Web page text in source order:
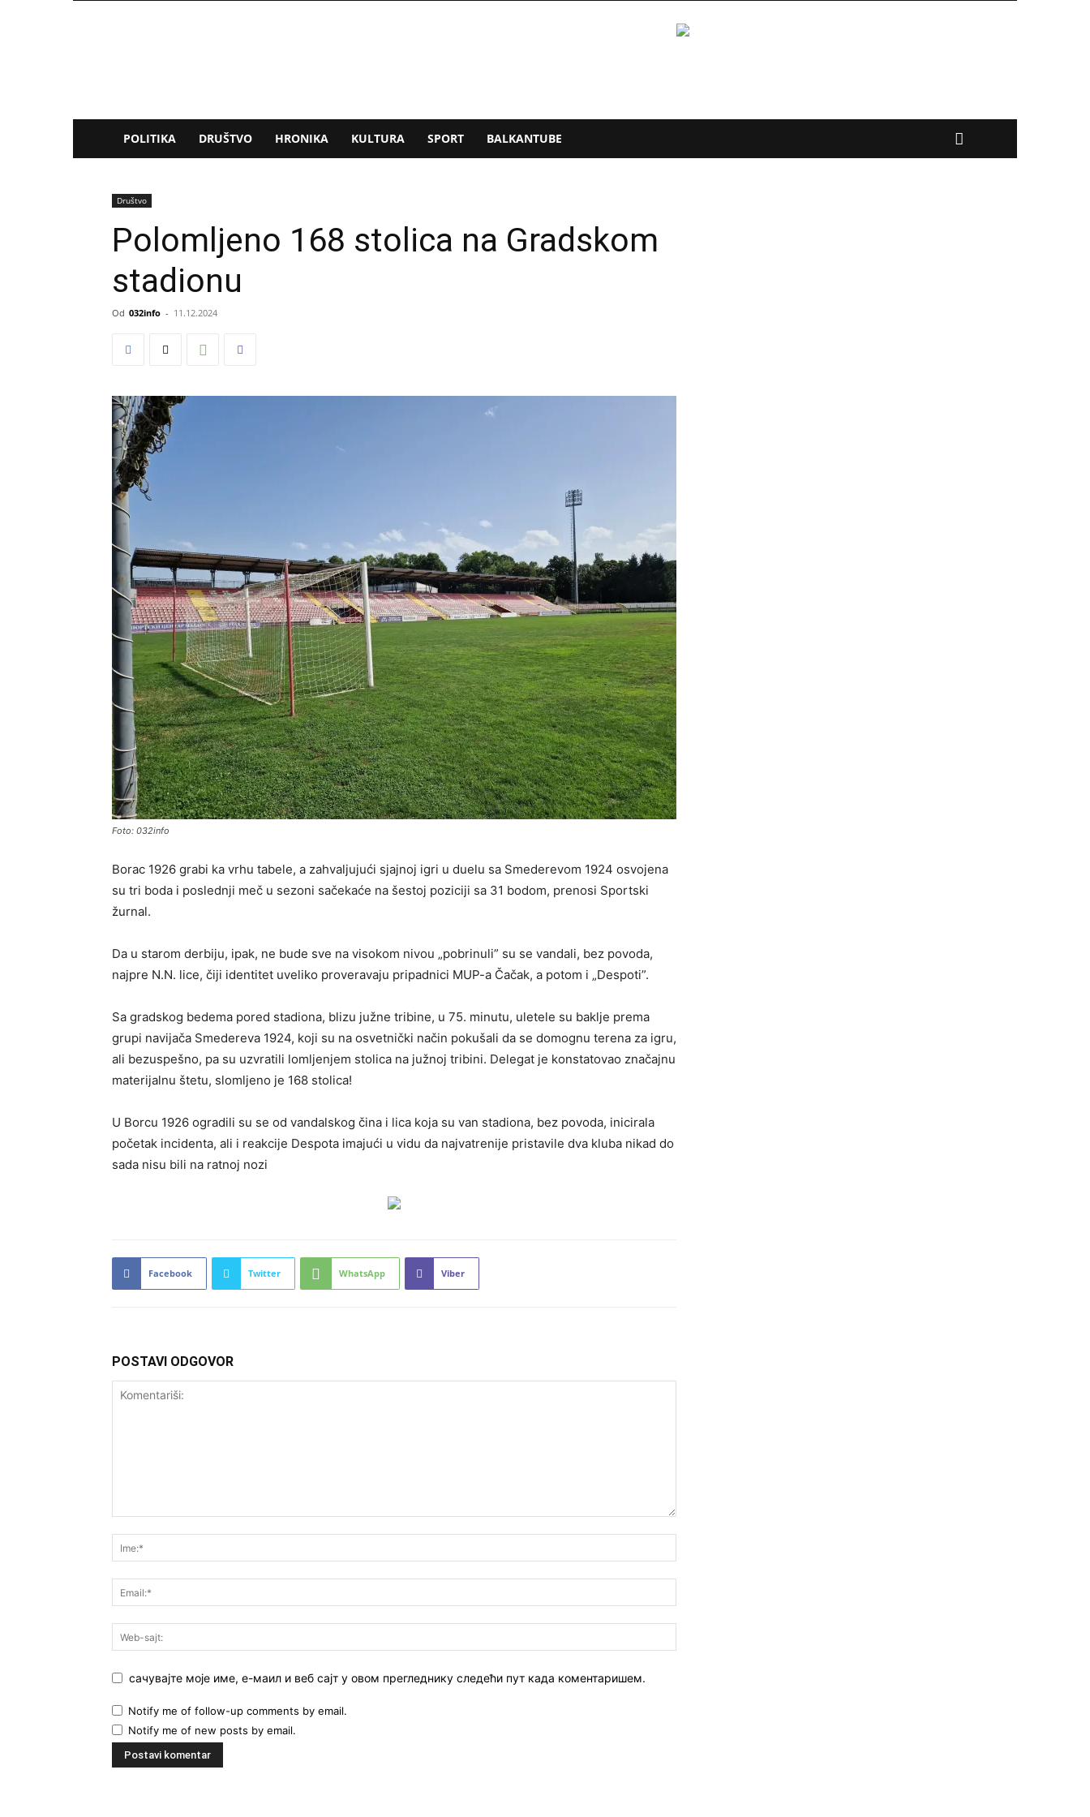
POLITIKA DRUŠTVO HRONIKA KULTURA SPORT BALKANTUBE
Društvo
Polomljeno 168 stolica na Gradskom
stadionu
Od 032info - 11.12.2024
Foto: 032info
Borac 1926 grabi ka vrhu tabele, a zahvaljujući sjajnoj igri u duelu sa Smederevom 1924 osvojena
su tri boda i poslednji meč u sezoni sačekaće na šestoj poziciji sa 31 bodom, prenosi Sportski
žurnal.
Da u starom derbiju, ipak, ne bude sve na visokom nivou „pobrinuli” su se vandali, bez povoda,
najpre N.N. lice, čiji identitet uveliko proveravaju pripadnici MUP-a Čačak, a potom i „Despoti”.
Sa gradskog bedema pored stadiona, blizu južne tribine, u 75. minutu, uletele su baklje prema
grupi navijača Smedereva 1924, koji su na osvetnički način pokušali da se domognu terena za igru,
ali bezuspešno, pa su uzvratili lomljenjem stolica na južnoj tribini. Delegat je konstatovao značajnu
materijalnu štetu, slomljeno je 168 stolica!
U Borcu 1926 ogradili su se od vandalskog čina i lica koja su van stadiona, bez povoda, inicirala
početak incidenta, ali i reakcije Despota imajući u vidu da najvatrenije pristavile dva kluba nikad do
sada nisu bili na ratnoj nozi
Facebook Twitter WhatsApp Viber
POSTAVI ODGOVOR
сачувајте моје име, е-маил и веб сајт у овом прегледнику следећи пут када коментаришем.
Notify me of follow-up comments by email.
Notify me of new posts by email.